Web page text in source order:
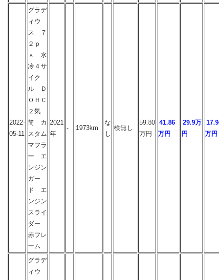
2022-
05-11
グラデ
ィウ
ス ７
２ｐ
ｓ 水
冷４サ
イク
ル Ｄ
ＯＨＣ
２気
筒 カ
スタム
マフラ
ー エ
ンジン
ガー
ド エ
ンジン
スライ
ダー
赤フレ
ーム
2021
年
- 1973km
な
し
検無し
59.80
万円
41.86
万円
29.9万
円
万円
グラデ
ィウ